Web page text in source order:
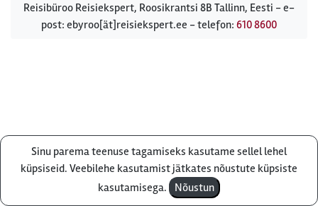
Küsi pakkumist
Reisibüroo Reisiekspert, Roosikrantsi 8B Tallinn, Eesti - e-
post: ebyroo[ät]reisiekspert.ee - telefon: 610 8600
Sinu parema teenuse tagamiseks kasutame sellel lehel
küpsiseid. Veebilehe kasutamist jätkates nõustute küpsiste
kasutamisega.
Nõustun